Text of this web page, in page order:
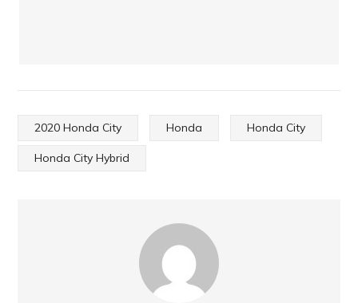
2020 Honda City Honda Honda City
Honda City Hybrid